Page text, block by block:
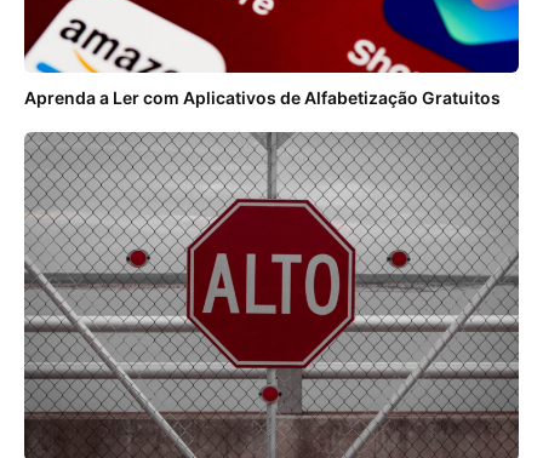
Aprenda a Ler com Aplicativos de Alfabetização Gratuitos